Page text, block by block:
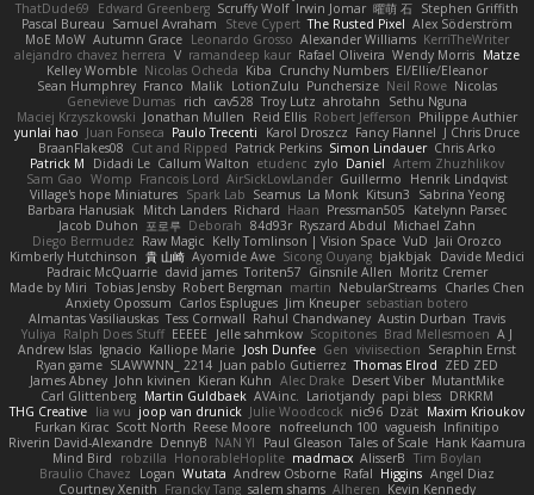
ThatDude69
Edward Greenberg Scruffy Wolf Irwin Jomar 曜萌 石 Stephen Griffith
Pascal Bureau Samuel Avraham Steve Cypert The Rusted Pixel Alex Söderström
MoE MoW Autumn Grace Leonardo Grosso Alexander Williams KerriTheWriter
alejandro chavez herrera V ramandeep kaur Rafael Oliveira Wendy Morris Matze
Kelley Womble Nicolas Ocheda Kiba Crunchy Numbers El/Ellie/Eleanor
Sean Humphrey Franco Malik LotionZulu Punchersize Neil Rowe Nicolas
Genevieve Dumas rich cav528 Troy Lutz ahrotahn
Sethu Nguna
Maciej Krzyszkowski Jonathan Mullen Reid Ellis Robert Jefferson Philippe Authier
yunlai hao Juan Fonseca Paulo Trecenti Karol Droszcz Fancy Flannel J Chris Druce
BraanFlakes08 Cut and Ripped Patrick Perkins Simon Lindauer Chris Arko
Patrick M
Didadi Le Callum Walton etudenc zylo Daniel Artem Zhuzhlikov
Sam Gao Womp Francois Lord AirSickLowLander Guillermo
Henrik Lindqvist
Village's hope Miniatures Spark Lab Seamus La Monk Kitsun3
Sabrina Yeong
Barbara Hanusiak
Mitch Landers Richard Haan Pressman505
Katelynn Parsec
Jacob Duhon 포로루 Deborah 84d93r Ryszard Abdul Michael Zahn
Diego Bermudez Raw Magic Kelly Tomlinson | Vision Space VuD Jaii Orozco
Kimberly Hutchinson 貴 山崎 Ayomide Awe Sicong Ouyang bjakbjak
Davide Medici
Padraic McQuarrie david james Toriten57 Ginsnile Allen Moritz Cremer
Made by Miri Tobias Jensby Robert Bergman martin NebularStreams Charles Chen
Anxiety Opossum Carlos Esplugues Jim Kneuper sebastian botero
Almantas Vasiliauskas Tess Cornwall Rahul Chandwaney Austin Durban Travis
Yuliya Ralph Does Stuff EEEEE Jelle sahmkow Scopitones Brad Mellesmoen A J
Andrew Islas Ignacio Kalliope Marie Josh Dunfee Gen viviisection Seraphin Ernst
Ryan game SLAWWNN_ 2214 Juan pablo Gutierrez Thomas Elrod ZED ZED
James Abney John kivinen Kieran Kuhn Alec Drake Desert Viber MutantMike
Carl Glittenberg Martin Guldbaek AVAinc. Lariotjandy papi bless DRKRM
THG Creative lia wu joop van drunick Julie Woodcock nic96 Dzät Maxim Krioukov
Furkan Kirac Scott North Reese Moore nofreelunch 100 vagueish Infinitipo
Riverin David-Alexandre DennyB NAN YI Paul Gleason Tales of Scale Hank Kaamura
Mind Bird
robzilla HonorableHoplite madmacx AlisserB Tim Boylan
Braulio Chavez
Logan Wutata Andrew Osborne Rafal Higgins Angel Diaz
Courtney Xenith Francky Tang salem shams Alheren Kevin Kennedy